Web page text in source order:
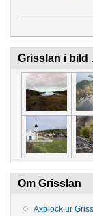
Grisslan i bild
Om Grisslan
Axplock ur